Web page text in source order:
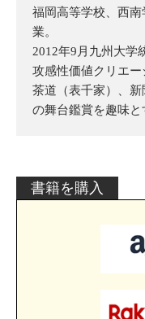
福岡高等学校、西
業。
2012年9月九州大学
攻感性価値クリエー
茶道（表千家）、
の舞台鑑賞を趣味と
書籍を購入